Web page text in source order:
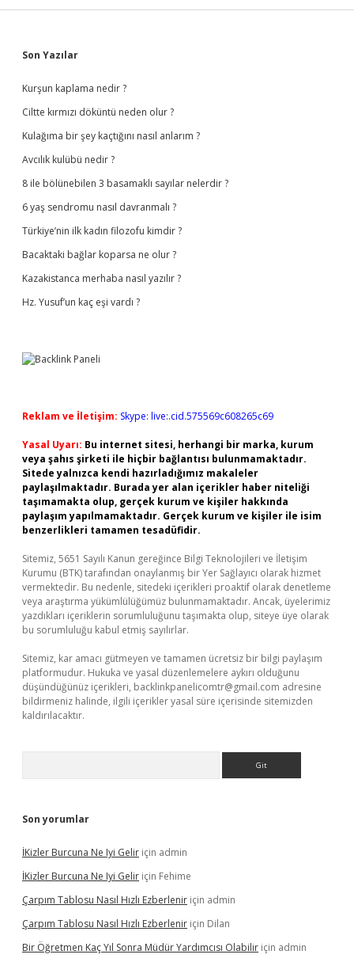
Sidebar
Son Yazılar
Kurşun kaplama nedir ?
Ciltte kırmızı döküntü neden olur ?
Kulağıma bir şey kaçtığını nasıl anlarım ?
Avcılık kulübü nedir ?
8 ile bölünebilen 3 basamaklı sayılar nelerdir ?
6 yaş sendromu nasıl davranmalı ?
Türkiye’nin ilk kadın filozofu kimdir ?
Bacaktaki bağlar koparsa ne olur ?
Kazakistanca merhaba nasıl yazılır ?
Hz. Yusuf’un kaç eşi vardı ?
Reklam ve İletişim: Skype: live:.cid.575569c608265c69
Yasal Uyarı: Bu internet sitesi, herhangi bir marka, kurum
veya şahıs şirketi ile hiçbir bağlantısı bulunmamaktadır.
Sitede yalnızca kendi hazırladığımız makaleler
paylaşılmaktadır. Burada yer alan içerikler haber niteliği
taşımamakta olup, gerçek kurum ve kişiler hakkında
paylaşım yapılmamaktadır. Gerçek kurum ve kişiler ile isim
benzerlikleri tamamen tesadüfidir.
Sitemiz, 5651 Sayılı Kanun gereğince Bilgi Teknolojileri ve İletişim
Kurumu (BTK) tarafından onaylanmış bir Yer Sağlayıcı olarak hizmet
vermektedir. Bu nedenle, sitedeki içerikleri proaktif olarak denetleme
veya araştırma yükümlülüğümüz bulunmamaktadır. Ancak, üyelerimiz
yazdıkları içeriklerin sorumluluğunu taşımakta olup, siteye üye olarak
bu sorumluluğu kabul etmiş sayılırlar.
Sitemiz, kar amacı gütmeyen ve tamamen ücretsiz bir bilgi paylaşım
platformudur. Hukuka ve yasal düzenlemelere aykırı olduğunu
düşündüğünüz içerikleri, backlinkpanelicomtr@gmail.com adresine
bildirmeniz halinde, ilgili içerikler yasal süre içerisinde sitemizden
kaldırılacaktır.
Son yorumlar
İKizler Burcuna Ne Iyi Gelir için admin
İKizler Burcuna Ne Iyi Gelir için Fehime
Çarpım Tablosu Nasıl Hızlı Ezberlenir için admin
Çarpım Tablosu Nasıl Hızlı Ezberlenir için Dilan
Bir Öğretmen Kaç Yıl Sonra Müdür Yardımcısı Olabilir için admin